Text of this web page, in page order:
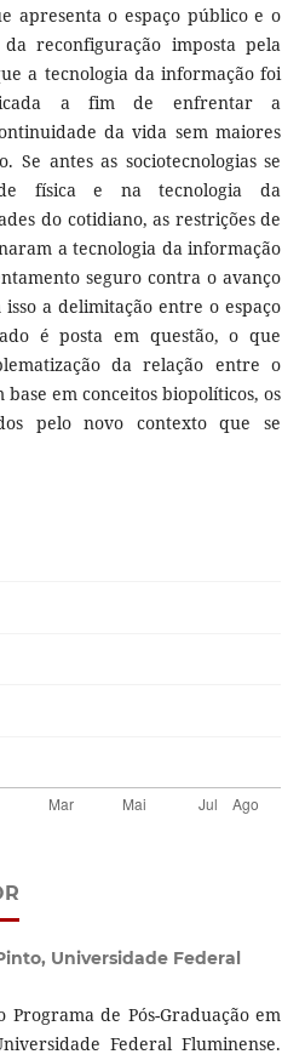
apresenta o espaço público e o
reconfiguração imposta pela
a tecnologia da informação foi
a fim de enfrentar a
da vida sem maiores
Se antes as sociotecnologias se
física e na tecnologia da
do cotidiano, as restrições de
a tecnologia da informação
seguro contra o avanço
isso a delimitação entre o espaço
é posta em questão, o que
da relação entre o
em conceitos biopolíticos, os
pelo novo contexto que se
Universidade Federal
de Pós-Graduação em
Federal Fluminense.